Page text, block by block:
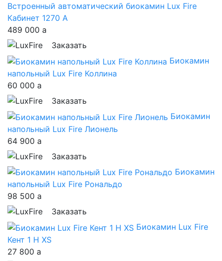
Встроенный автоматический биокамин Lux Fire
Кабинет 1270 А
489 000 a
Заказать
Биокамин
напольный Lux Fire Коллина
60 000 a
Заказать
Биокамин
напольный Lux Fire Лионель
64 900 a
Заказать
Биокамин
напольный Lux Fire Рональдо
98 500 a
Заказать
Биокамин Lux Fire
Кент 1 Н XS
27 800 a